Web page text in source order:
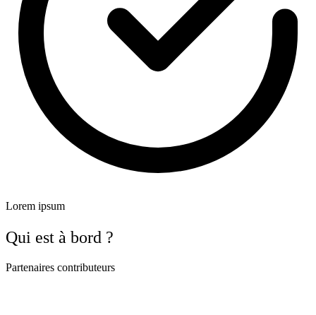
Lorem ipsum
Qui est à bord ?
Partenaires contributeurs